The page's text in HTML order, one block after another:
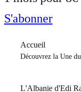
S'abonner
Accueil
Découvrez la Une
L'Albanie d'Edi